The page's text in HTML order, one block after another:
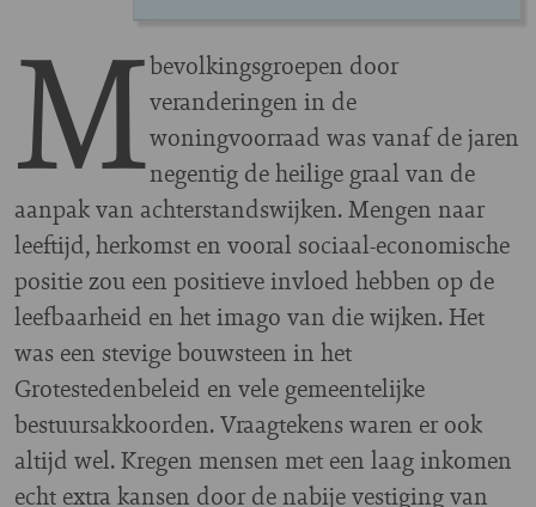
Mbevolkingsgroepen door
veranderingen in de
woningvoorraad was vanaf de jaren
negentig de heilige graal van de
aanpak van achterstandswijken. Mengen naar
leeftijd, herkomst en vooral sociaal-economische
positie zou een positieve invloed hebben op de
leefbaarheid en het imago van die wijken. Het
was een stevige bouwsteen in het
Grotestedenbeleid en vele gemeentelijke
bestuursakkoorden. Vraagtekens waren er ook
altijd wel. Kregen mensen met een laag inkomen
echt extra kansen door de nabije vestiging van